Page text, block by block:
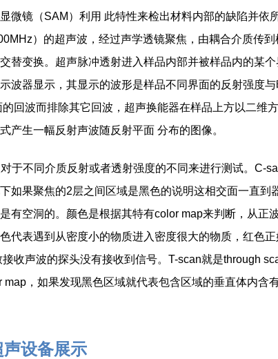
微镜（SAM）利用 此特性来检出材料内部的缺陷并依
）的超声波，经过声学透镜聚焦，由耦合介质传
替变换。超声脉冲透射进入样品内部并被样品内的某
波器显示，其显示的波形是样品不同界面的反射强度
回波而排除其它回波，超声换能器在样品上方以二维
产生一幅反射声波随反射平面 分布的图像。
于不同介质反射或者透射强度的不同来进行测试。C-
如果聚焦的2层之间区域是黑色的说明这相交面一直
有空洞的。颜色是根据其特有color map来判断，从正
代表遇到从密度小的物质进入密度很大的物质，红色
收声波的探头没有接收到信号。T-scan就是through
map，如果发现黑色区域就代表包含区域的垂直体内含有
声设备展示